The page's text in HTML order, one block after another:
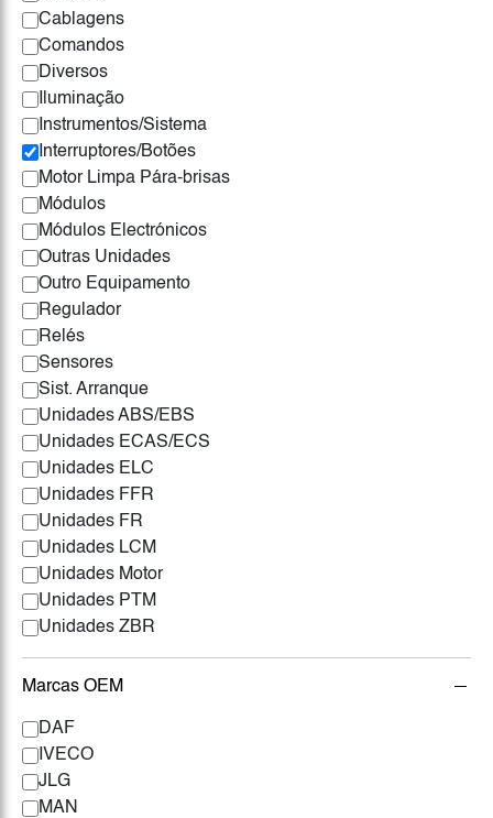
Cablagens
Comandos
Diversos
Iluminação
Instrumentos/Sistema
Interruptores/Botões
Motor Limpa Pára-brisas
Módulos
Módulos Electrónicos
Outras Unidades
Outro Equipamento
Regulador
Relés
Sensores
Sist. Arranque
Unidades ABS/EBS
Unidades ECAS/ECS
Unidades ELC
Unidades FFR
Unidades FR
Unidades LCM
Unidades Motor
Unidades PTM
Unidades ZBR
Marcas OEM
DAF
IVECO
JLG
MAN